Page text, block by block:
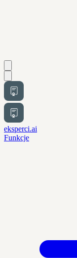
eksperci.ai
Funkcje